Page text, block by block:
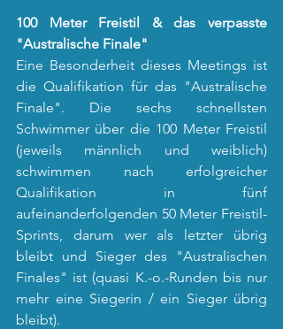
100 Meter Freistil & das verpasste
"Australische Finale"
Eine Besonderheit dieses Meetings ist
die Qualifikation für das "Australische
Finale". Die sechs schnellsten
Schwimmer über die 100 Meter Freistil
(jeweils männlich und weiblich)
schwimmen nach erfolgreicher
Qualifikation in fünf
aufeinanderfolgenden 50 Meter Freistil-
Sprints, darum wer als letzter übrig
bleibt und Sieger des "Australischen
Finales" ist (quasi K.-o.-Runden bis nur
mehr eine Siegerin / ein Sieger übrig
bleibt).